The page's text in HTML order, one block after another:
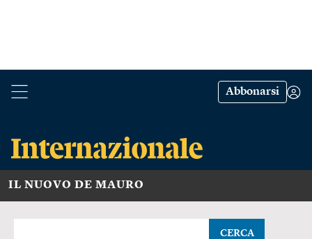
Abbonarsi
IL NUOVO DE MAURO
CERCA